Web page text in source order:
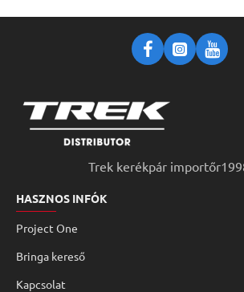
Trek kerékpár
HASZNOS INFÓK
Project One
Bringa kereső
Kapcsolat